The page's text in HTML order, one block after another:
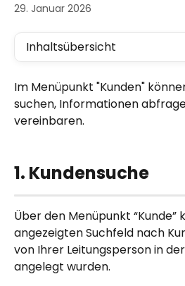
29. Januar 2026
Inhaltsübersicht
Im Menüpunkt "Kunden"
suchen, Informationen
vereinbaren.
1. Kundensuche
Über den Menüpunkt “Kunde”
angezeigten Suchfeld nach
von Ihrer Leitungsperson in
angelegt wurden.